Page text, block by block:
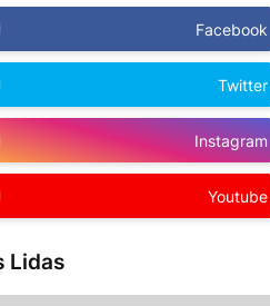
Facebook
Twitter
Instagram
Youtube
Lidas